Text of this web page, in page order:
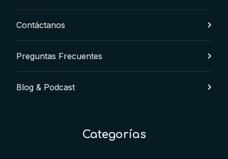
Contáctanos
Preguntas Frecuentes
Blog & Podcast
Categorías